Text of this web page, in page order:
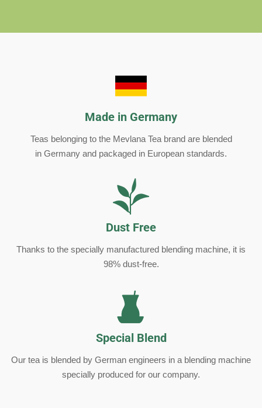
Made in Germany
Teas belonging to the Mevlana Tea brand are blended
in Germany and packaged in European standards.
Dust Free
Thanks to the specially manufactured blending machine, it is
98% dust-free.
Special Blend
Our tea is blended by German engineers in a blending machine
specially produced for our company.